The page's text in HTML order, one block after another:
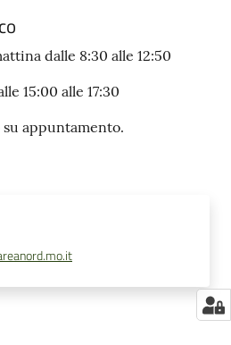
dalle 8:30 alle 12:50
15:00 alle 17:30
appuntamento.